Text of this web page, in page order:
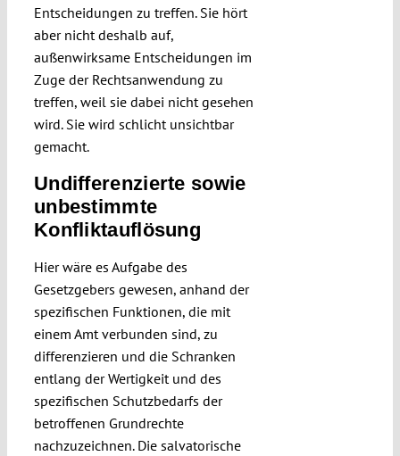
Entscheidungen zu treffen. Sie hört
aber nicht deshalb auf,
außenwirksame Entscheidungen im
Zuge der Rechtsanwendung zu
treffen, weil sie dabei nicht gesehen
wird. Sie wird schlicht unsichtbar
gemacht.
Undifferenzierte sowie
unbestimmte
Konfliktauflösung
Hier wäre es Aufgabe des
Gesetzgebers gewesen, anhand der
spezifischen Funktionen, die mit
einem Amt verbunden sind, zu
differenzieren und die Schranken
entlang der Wertigkeit und des
spezifischen Schutzbedarfs der
betroffenen Grundrechte
nachzuzeichnen. Die salvatorische